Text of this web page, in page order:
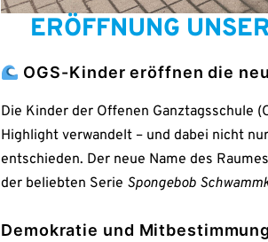
ERÖFF­NUNG
OGS-Kin­der eröff­nen die
Die Kin­der der Offe­nen Ganz­tags­schu­le
High­light ver­wan­delt – und dabei nicht
ent­schie­den. Der neue Name des
der belieb­ten Serie Spon­geb­ob
Demo­kra­tie und